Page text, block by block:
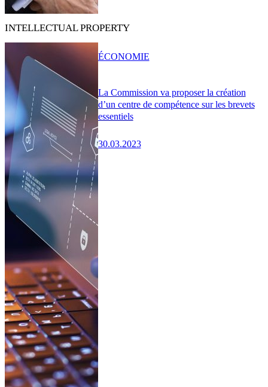
INTELLECTUAL PROPERTY
La Commission va proposer la création
d’un centre de compétence sur les brevets
essentiels
30.03.2023
ÉCONOMIE